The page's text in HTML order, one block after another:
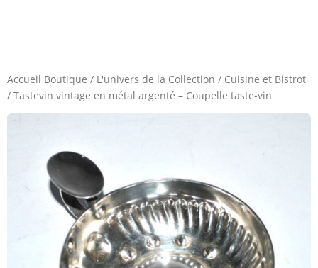
Accueil Boutique / L'univers de la Collection / Cuisine et Bistrot
/ Tastevin vintage en métal argenté – Coupelle taste-vin